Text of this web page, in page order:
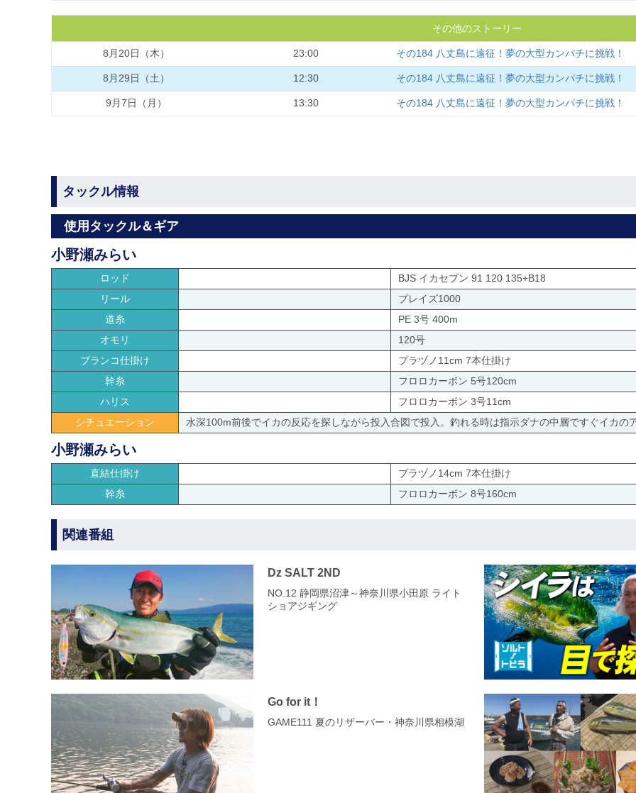
その他のストーリー
8月20日（木） 23:00 その184 八丈島に遠征！夢の大型カンパチに挑戦！
8月29日（土） 12:30 その184 八丈島に遠征！夢の大型カンパチに挑戦！
9月7日（月） 13:30 その184 八丈島に遠征！夢の大型カンパチに挑戦！
タックル情報
使用タックル＆ギア
小野瀬みらい
ロッド
BJS イカセブン 91 120 135+B18
リール
プレイズ1000
道糸
PE 3号 400m
オモリ
120号
ブランコ仕掛け
プラヅノ11cm 7本仕掛け
幹糸
フロロカーボン 5号120cm
ハリス
フロロカーボン 3号11cm
シチュエーション
水深100m前後でイカの反応を探しながら投入合図で投入。釣れる時は指示ダナの中層ですぐイカの
小野瀬みらい
直結仕掛け
プラヅノ14cm 7本仕掛け
幹糸
フロロカーボン 8号160cm
関連番組
Dz SALT 2ND
NO.12 静岡県沼津～神奈川県小田原 ライト
ショアジギング
Go for it！
GAME111 夏のリザーバー・神奈川県相模湖